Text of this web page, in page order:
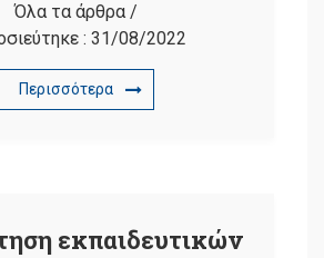
Όλα τα άρθρα/
: 31/08/2022
Περισσότερα
εκπαιδευτικών